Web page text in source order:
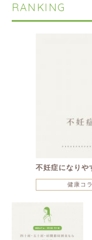
RANKING
不妊症になりや
健康コ